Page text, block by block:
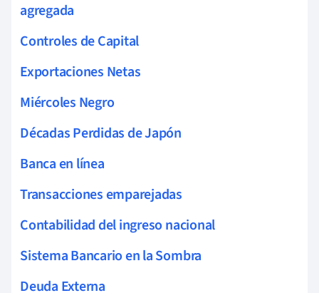
agregada
Controles de Capital
Exportaciones Netas
Miércoles Negro
Décadas Perdidas de Japón
Banca en línea
Transacciones emparejadas
Contabilidad del ingreso nacional
Sistema Bancario en la Sombra
Deuda Externa